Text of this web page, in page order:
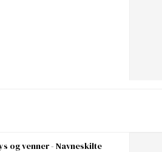
og venner - Navneskilte